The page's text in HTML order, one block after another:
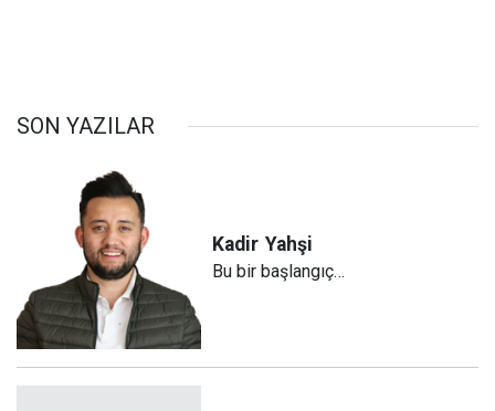
SON YAZILAR
Kadir Yahşi
Bu bir başlangıç…